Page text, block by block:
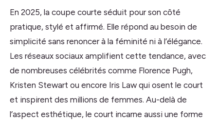
En 2025, la coupe courte séduit pour son côté
pratique, stylé et affirmé. Elle répond au besoin de
simplicité sans renoncer à la féminité ni à l’élégance.
Les réseaux sociaux amplifient cette tendance, avec
de nombreuses célébrités comme Florence Pugh,
Kristen Stewart ou encore Iris Law qui osent le court
et inspirent des millions de femmes. Au-delà de
l’aspect esthétique, le court incarne aussi une forme